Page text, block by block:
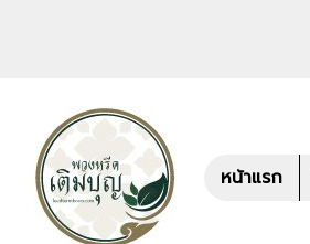
ร้านพวงหรีด
หน้าแรก